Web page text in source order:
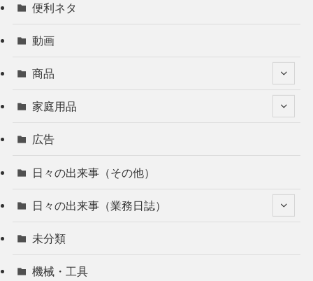
便利ネタ
動画
商品
家庭用品
広告
日々の出来事（その他）
日々の出来事（業務日誌）
未分類
機械・工具